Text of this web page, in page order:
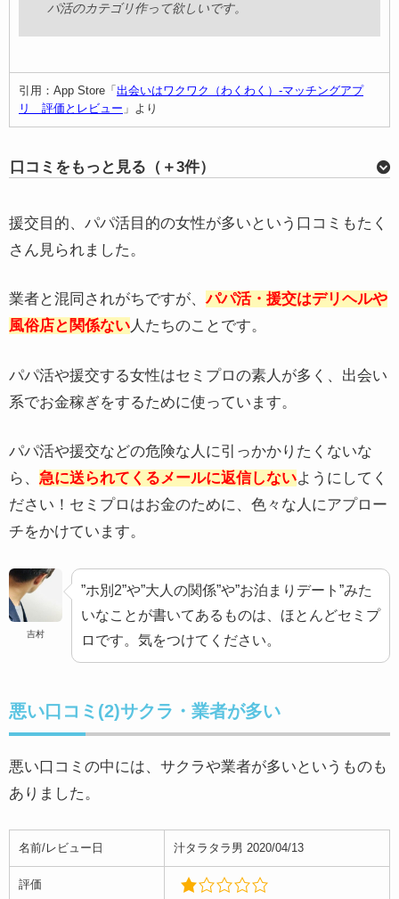
パ活のカテゴリ作って欲しいです。
引用：App Store「 出会いはワクワク（わくわく）-マッチングアプ
リ 評価とレビュー 」より
口コミをもっと見る（＋3件）
評価
メモ数も内容も見れなくなった
最近はパパ活女性が増え過ぎの印象。お茶や食事でお金を
引用：App Store「
出会いはワクワク（わくわく）-マッチングアプ
リ 評価とレビュー」より
名前/レビュー日
おわこん
普通に出会い探してる女性はみんなマッチングアプリの方
に行っちゃいましたね
リ 評価とレビュー
名前/レビュー日 カバオま 2020/03/08
援交目的、パパ活目的の女性が多いという口コミもたく
さん見られました。
業者と混同されがちですが、パパ活・援交はデリヘルや
風俗店と関係ない人たちのことです。
パパ活や援交する女性はセミプロの素人が多く、出会い
系でお金稼ぎをするために使っています。
パパ活や援交などの危険な人に引っかかりたくないな
ら、 急に送られてくるメールに返信しないようにしてく
ださい！セミプロはお金のために、色々な人にアプロー
チをかけています。
吉村
”ホ別2”や”大人の関係”や”お泊まりデート”みた
いなことが書いてあるものは、ほとんどセミプ
ロです。気をつけてください。
悪い口コミ(2)サクラ・業者が多い
悪い口コミの中には、サクラや業者が多いというものも
ありました。
名前/レビュー日 汁タラタラ男 2020/04/13
評価